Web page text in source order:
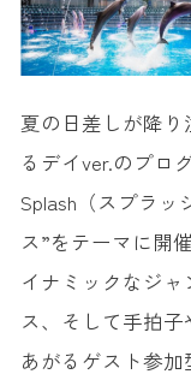
夏の日差しが降
るデイver.のプロ
Splash（スプラッ
ス”をテーマに開
イナミックなジ
ス、そして手拍
あがるゲスト参